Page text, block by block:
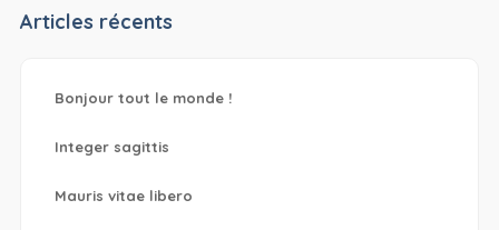
Articles récents
Bonjour tout le monde !
Integer sagittis
Mauris vitae libero